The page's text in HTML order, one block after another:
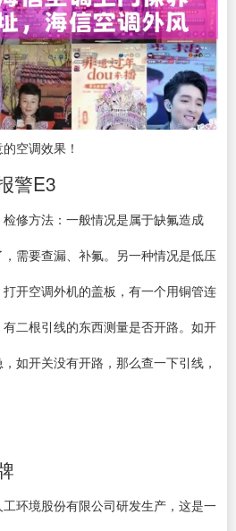
空调效果！
警E3
修方法：一般情况是属于缺氟造成
需要查漏、补氟。另一种情况是低压
开空调外机的盖板，有一个用铜管连
二根引线的东西测量是否开路。如开
如开关没有开路，那么查一下引线，
环境股份有限公司研发生产，这是一